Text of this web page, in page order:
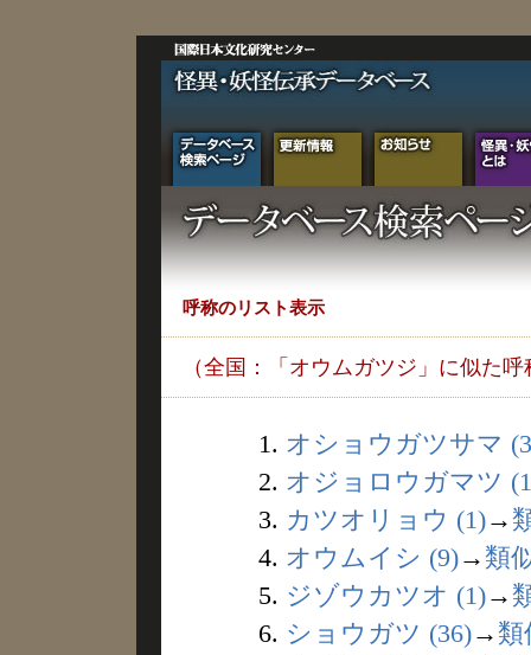
呼称のリスト表示
（全国：「オウムガツジ」に似た呼
1. オショウガツサマ
2. オジョロウガマツ
3. カツオリョウ (1)→
4. オウムイシ (9)→ 類
5. ジゾウカツオ (1)→
6. ショウガツ (36)→ 類